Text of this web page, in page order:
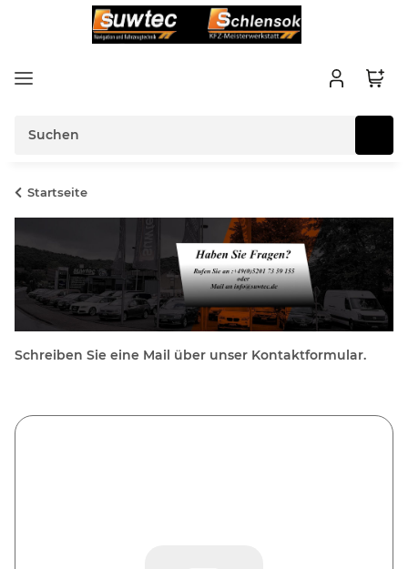
Startseite
Schreiben Sie eine Mail über unser Kontaktformular.